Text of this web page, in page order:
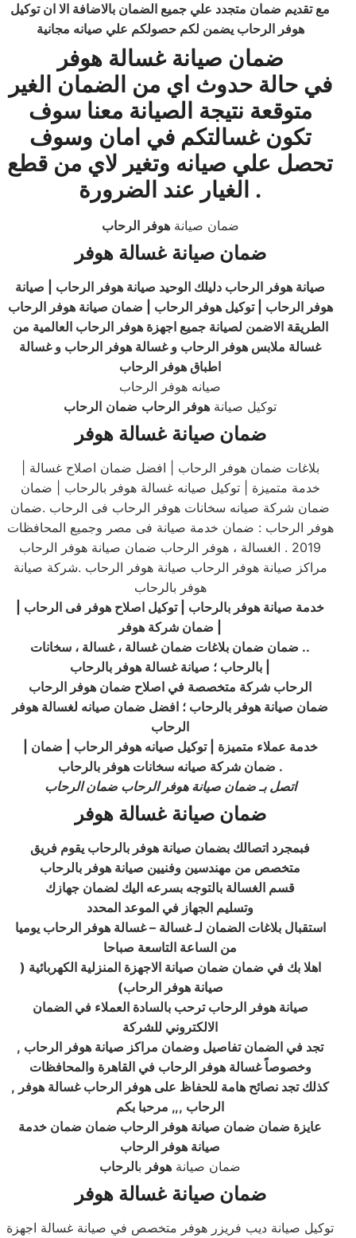
مع تقديم ضمان متجدد علي جميع الضمان بالاضافة الا ان توكيل
هوفر الرحاب يضمن لكم حصولكم علي صيانه مجانية
ضمان صيانة غسالة هوفر
في حالة حدوث اي من الضمان الغير
متوقعة نتيجة الصيانة معنا سوف
تكون غسالتكم في امان وسوف
تحصل علي صيانه وتغير لاي من قطع
الغيار عند الضرورة .
ضمان صيانةهوفر الرحاب
ضمان صيانة غسالة هوفر
صيانة هوفر الرحاب دليلك الوحيد صيانة هوفر الرحاب | صيانة
هوفر الرحاب | توكيل هوفر الرحاب | ضمان صيانة هوفر الرحاب
الطريقة الاضمن لصيانة جميع اجهزة هوفر الرحاب العالمية من
غسالة ملابس هوفر الرحاب و غسالة هوفر الرحاب و غسالة
اطباق هوفر الرحاب
صيانه هوفر الرحاب
توكيل صيانة هوفر الرحاب ضمان الرحاب
ضمان صيانة غسالة هوفر
بلاغات ضمان هوفر الرحاب | افضل ضمان اصلاح غسالة |
خدمة متميزة | توكيل صيانه غسالة هوفر بالرحاب | ضمان
ضمان شركة صيانه سخانات هوفر الرحاب فى الرحاب .ضمان
هوفر الرحاب : ضمان خدمة صيانة فى مصر وجميع المحافظات
2019 . الغسالة ، هوفر الرحاب ضمان صيانة هوفر الرحاب
مراكز صيانة هوفر الرحاب صيانة هوفر الرحاب .شركة صيانة
هوفر بالرحاب
خدمة صيانة هوفر بالرحاب | توكيل اصلاح هوفر فى الرحاب |
ضمان شركة هوفر
ضمان ضمان بلاغات ضمان غسالة ، غسالة ، سخانات ..
بالرحاب ؛ صيانة غسالة هوفر بالرحاب
الرحاب شركة متخصصة في اصلاح ضمان هوفر الرحاب
ضمان صيانة هوفر بالرحاب ؛ افضل ضمان صيانه لغسالة هوفر
الرحاب
ضمان شركة صيانه سخانات هوفر بالرحاب .
اتصل بـ ضمان صيانة هوفر الرحاب ضمان الرحاب
ضمان صيانة غسالة هوفر
فبمجرد اتصالك بضمان صيانة هوفر بالرحاب يقوم فريق
متخصص من مهندسين وفنيين صيانة هوفر بالرحاب
قسم الغسالة بالتوجه بسرعه اليك لضمان جهازك
وتسليم الجهاز في الموعد المحدد
استقبال بلاغات الضمان لـ غسالة – غسالة هوفر الرحاب يوميا
من الساعة التاسعة صباحا
اهلا بك في ضمان ضمان صيانة الاجهزة المنزلية الكهربائية (
صيانة هوفر الرحاب)
صيانة هوفر الرحاب ترحب بالسادة العملاء في الضمان
الالكتروني للشركة
, تجد في الضمان تفاصيل وضمان مراكز صيانة هوفر الرحاب
وخصوصاً غسالة هوفر الرحاب في القاهرة والمحافظات
, كذلك تجد نصائح هامة للحفاظ على هوفر الرحاب غسالة هوفر
الرحاب ,,, مرحبا بكم
عايزة ضمان ضمان صيانة هوفر الرحاب ضمان ضمان خدمة
صيانة هوفر الرحاب
ضمان صيانة هوفر بالرحاب
ضمان صيانة غسالة هوفر
توكيل صيانة ديب فريزر هوفر متخصص في صيانة غسالة اجهزة